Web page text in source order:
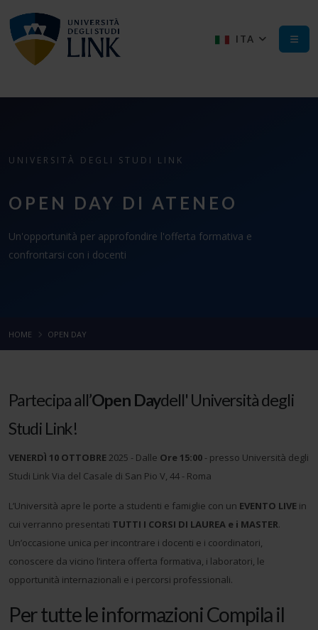
ITA
UNIVERSITÀ DEGLI STUDI LINK
OPEN DAY DI ATENEO
Un'opportunità per approfondire l'offerta formativa e
confrontarsi con i docenti
HOME OPEN DAY
Partecipa all’Open Daydell' Università degli
Studi Link!
VENERDÌ 10 OTTOBRE 2025 - Dalle Ore 15:00 - presso Università degli
Studi Link Via del Casale di San Pio V, 44 - Roma
L’Università apre le porte a studenti e famiglie con un EVENTO LIVE in
cui verranno presentati TUTTI I CORSI DI LAUREA e i MASTER.
Un’occasione unica per incontrare i docenti e i coordinatori,
conoscere da vicino l’intera offerta formativa, i laboratori, le
opportunità internazionali e i percorsi professionali.
Per tutte le informazioni Compila il